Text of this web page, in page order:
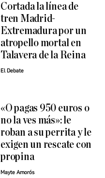
Cortada la línea de
tren Madrid-
Extremadura por un
atropello mortal en
Talavera de la Reina
El Debate
«O pagas 950 euros o
no la ves más»: le
roban a su perrita y le
exigen un rescate con
propina
Mayte Amorós